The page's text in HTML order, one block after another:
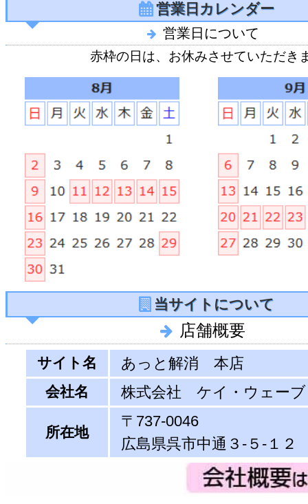
営業日カレンダー
営業日について
赤枠の日は、お休みさせていただき
当サイトについて
店舗概要
サイト名 あっと解消 本店
会社名 株式会社 ケイ・ウェー
所在地
〒737-0046
広島県呉市中通３-５-１２